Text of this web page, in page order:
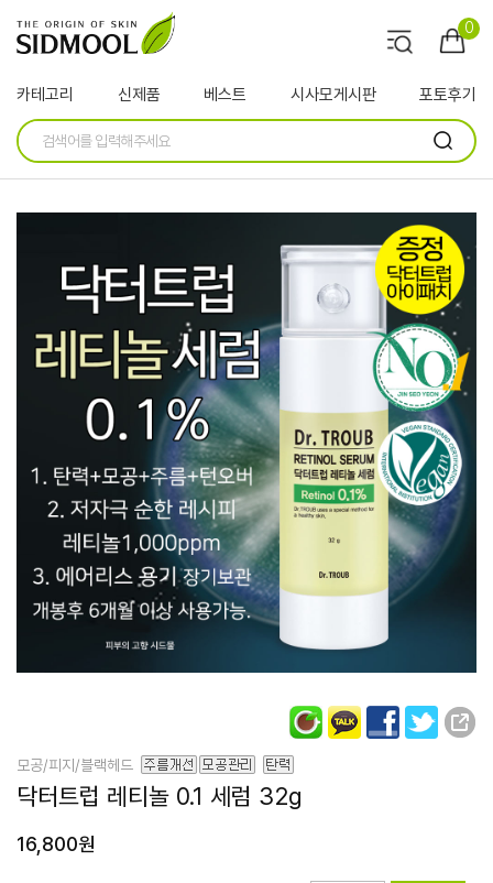
0
카테고리 신제품 베스트 시사모게시판 포토후기
모공/피지/블랙헤드
닥터트럽 레티놀 0.1 세럼 32g
16,800원